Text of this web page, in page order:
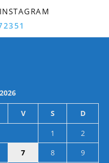
V S D
1
2
7 8
9